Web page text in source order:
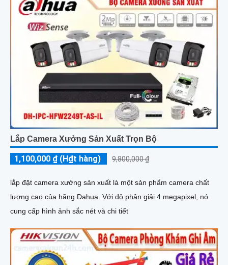
Lắp Camera Xưởng Sản Xuất Trọn Bộ
1,100,000 ₫ (H₫t hàng) 9,800,000 ₫
lắp đặt camera xưởng sản xuất là một sản phẩm camera chất
lượng cao của hãng Dahua. Với độ phân giải 4 megapixel, nó
cung cấp hình ảnh sắc nét và chi tiết